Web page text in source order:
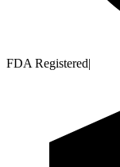
FDA Registered|